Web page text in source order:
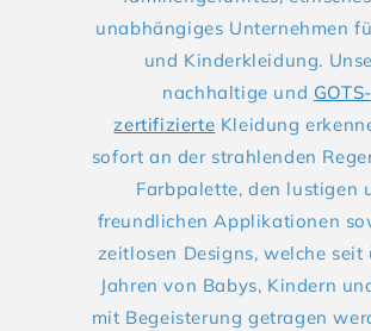
unabhängiges Unternehmen
und Kinderkleidung.
nachhaltige und GOTS-
zertifizierte Kleidung
sofort an der strahlenden
Farbpalette, den lustigen
freundlichen Applikationen
zeitlosen Designs, welche seit
Jahren von Babys, Kindern
mit Begeisterung getragen